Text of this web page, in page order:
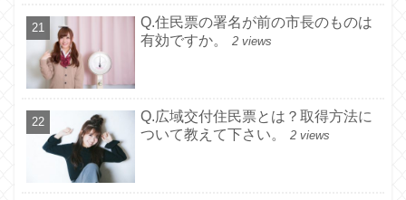
Q.住民票の署名が前の市長のものは
有効ですか。
2 views
Q.広域交付住民票とは？取得方法に
ついて教えて下さい。
2 views